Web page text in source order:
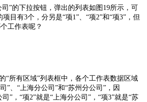
司”的下拉按钮，弹出的列表如图19所示，可
项目有3个，分另是“项1”、“项2”和“项3”，但
工作表呢？
“所有区域”列表框中，各个工作表数据区域
”、“上海分公司”和“苏州分公司”，因
”，“项2”就是“上海分公司”，“项3”就是“苏